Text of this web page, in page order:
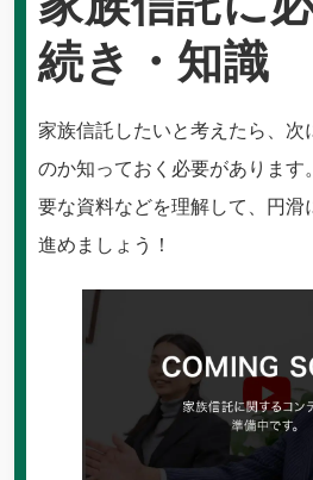
続き・知識
家族信託したいと考えたら、次
のか知っておく必要があります
要な資料などを理解して、円滑
進めましょう！